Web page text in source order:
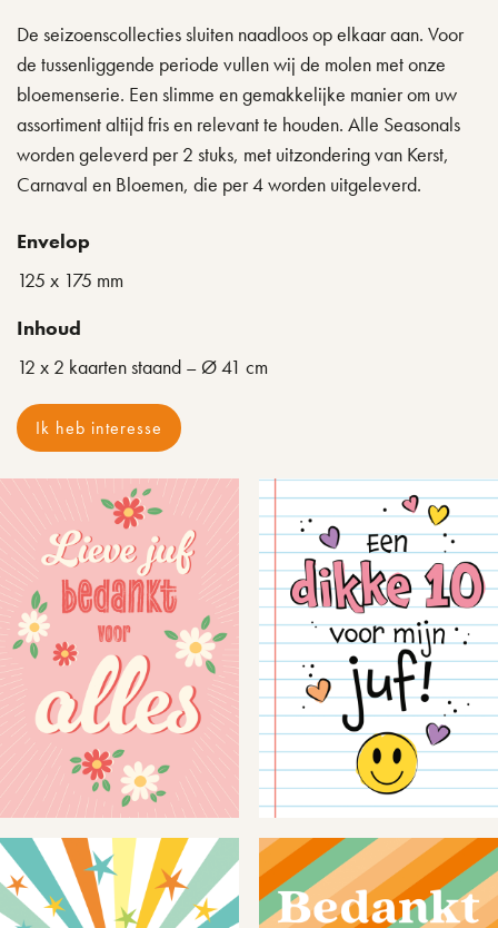
De seizoenscollecties sluiten naadloos op elkaar aan. Voor
de tussenliggende periode vullen wij de molen met onze
bloemenserie. Een slimme en gemakkelijke manier om uw
assortiment altijd fris en relevant te houden. Alle Seasonals
worden geleverd per 2 stuks, met uitzondering van Kerst,
Carnaval en Bloemen, die per 4 worden uitgeleverd.
Envelop
125 x 175 mm
Inhoud
12 x 2 kaarten staand – Ø 41 cm
Ik heb interesse